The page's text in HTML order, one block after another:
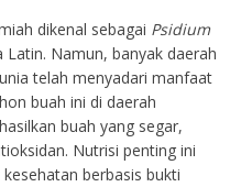
dikenal sebagai Psidium
Latin. Namun, banyak daerah
telah menyadari manfaat
buah ini di daerah
buah yang segar,
Nutrisi penting ini
berbasis bukti